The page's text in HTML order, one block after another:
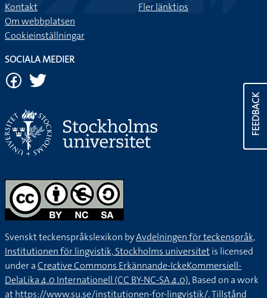
FEEDBACK
Kontakt
Om webbplatsen
Cookieinställningar
Fler länktips
SOCIALA MEDIER
Svenskt teckenspråkslexikon byAvdelningen för teckenspråk,
Institutionen för lingvistik, Stockholms universitetis licensed
under aCreative Commons Erkännande-IckeKommersiell-
DelaLika 4.0 Internationell (CC BY-NC-SA 4.0).Based on a work
athttps://www.su.se/institutionen-for-lingvistik/. Tillstånd